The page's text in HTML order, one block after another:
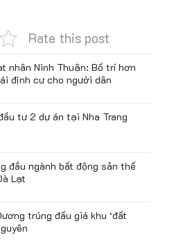
Rate this post
nhân Ninh Thuận: Bố trí hơn
định cư cho người dân
tư 2 dự án tại Nha Trang
đầu ngành bất động sản thế
Lạt
trúng đấu giá khu ‘đất